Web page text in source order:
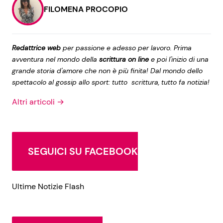
FILOMENA PROCOPIO
Redattrice web per passione e adesso per lavoro. Prima
avventura nel mondo della scrittura on line e poi l'inizio di una
grande storia d'amore che non è più finita! Dal mondo dello
spettacolo al gossip allo sport: tutto scrittura, tutto fa notizia!
Altri articoli →
SEGUICI SU FACEBOOK
Ultime Notizie Flash